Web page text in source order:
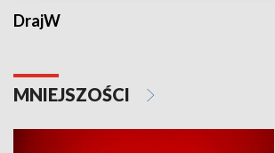
DrajW
MNIEJSZOŚCI